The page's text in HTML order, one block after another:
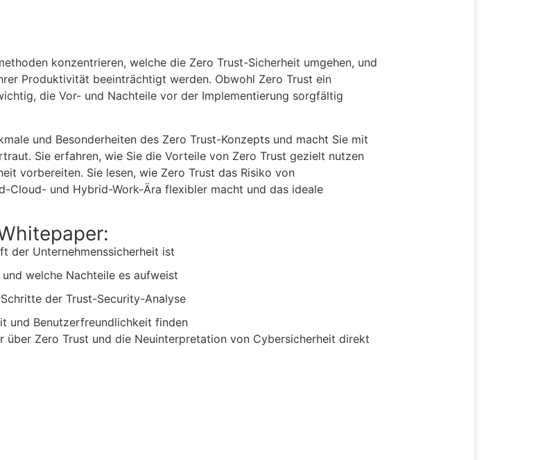
konzentrieren, welche die Zero Trust-Sicherheit umgehen, und
Produktivität beeinträchtigt werden. Obwohl Zero Trust ein
die Vor- und Nachteile vor der Implementierung sorgfältig
und Besonderheiten des Zero Trust-Konzepts und macht Sie mit
Sie erfahren, wie Sie die Vorteile von Zero Trust gezielt nutzen
vorbereiten. Sie lesen, wie Zero Trust das Risiko von
Cloud- und Hybrid-Work-Ära flexibler macht und das ideale
der Unternehmenssicherheit ist
welche Nachteile es aufweist
der Trust-Security-Analyse
und Benutzerfreundlichkeit finden
über Zero Trust und die Neuinterpretation von Cybersicherheit direkt